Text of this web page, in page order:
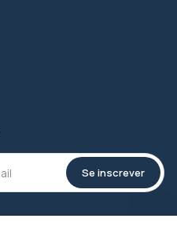
Se inscrever